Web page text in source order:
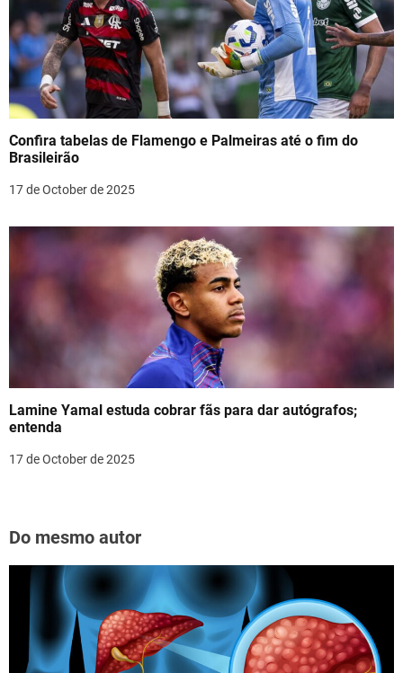
Confira tabelas de Flamengo e Palmeiras até o fim do
Brasileirão
17 de October de 2025
Lamine Yamal estuda cobrar fãs para dar autógrafos;
entenda
17 de October de 2025
Do mesmo autor